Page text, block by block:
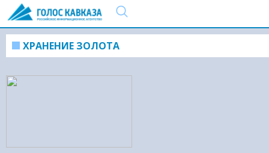
ХРАНЕНИЕ ЗОЛОТА